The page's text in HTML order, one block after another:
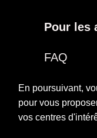
Pour les
FAQ
Être
En poursuivant,
pour vous
vos centres